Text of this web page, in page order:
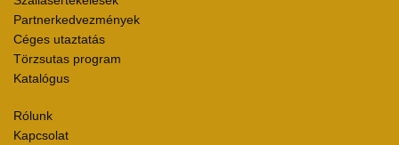
Partnerkedvezmények
Céges utaztatás
Törzsutas program
Katalógus
Rólunk
Kapcsolat